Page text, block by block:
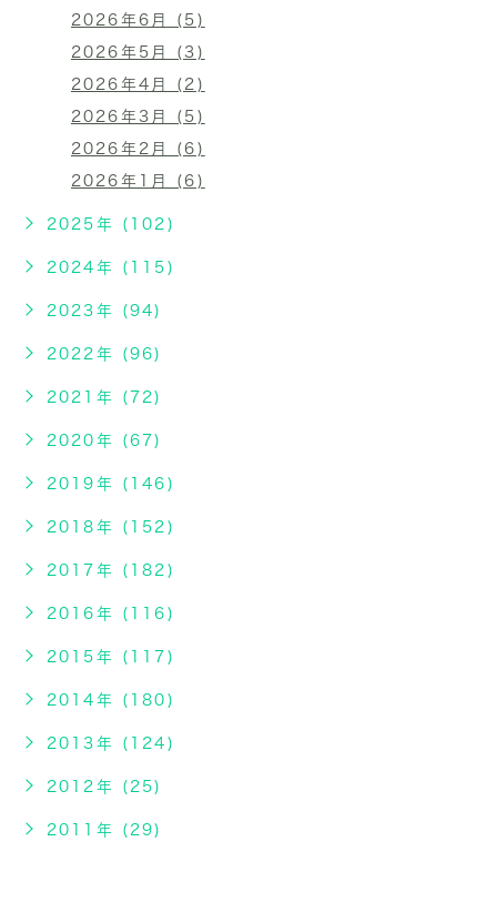
2026年6月 (5)
2026年5月 (3)
2026年4月 (2)
2026年3月 (5)
2026年2月 (6)
2026年1月 (6)
2025年 (102)
2024年 (115)
2023年 (94)
2022年 (96)
2021年 (72)
2020年 (67)
2019年 (146)
2018年 (152)
2017年 (182)
2016年 (116)
2015年 (117)
2014年 (180)
2013年 (124)
2012年 (25)
2011年 (29)